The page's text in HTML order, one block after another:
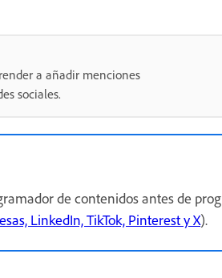
a añadir menciones
sociales.
de contenidos antes de
LinkedIn, TikTok, Pinterest y X).